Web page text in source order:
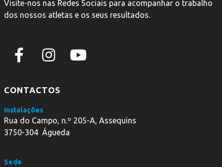
Visite-nos nas Redes Sociais para acompanhar o trabalho
dos nossos atletas e os seus resultados.
CONTACTOS
Instalações
Rua do Campo, n.º 205-A, Assequins
3750-304 Águeda
Sede